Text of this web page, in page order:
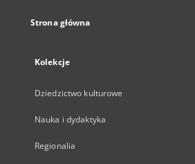
Strona główna
Kolekcje
Dziedzictwo kulturowe
Nauka i dydaktyka
Regionalia